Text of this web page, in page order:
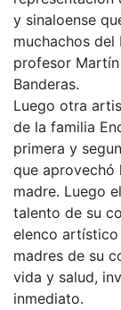
y sinaloense
muchachos
profesor
Banderas.
Luego otra
de la familia
primera y
que aprovechó
madre. Luego
talento de su
elenco
madres de su
vida y salud,
inmediato.